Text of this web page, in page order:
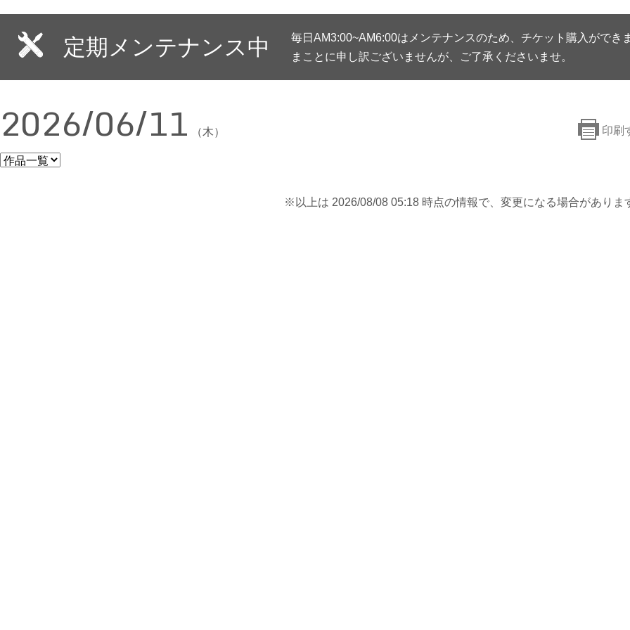
定期メンテナンス中
毎日AM3:00~AM6:00はメンテナンスのため、チケット購入ができ
まことに申し訳ございませんが、ご了承くださいませ。
印刷
2026/06/11 （木）
※以上は 2026/08/08 05:18 時点の情報で、変更になる場合がありま